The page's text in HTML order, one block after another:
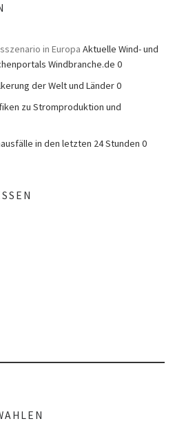
in Europa Aktuelle Wind- und
Windbranche.de 0
der Welt und Länder 0
zu Stromproduktion und
in den letzten 24 Stunden 0